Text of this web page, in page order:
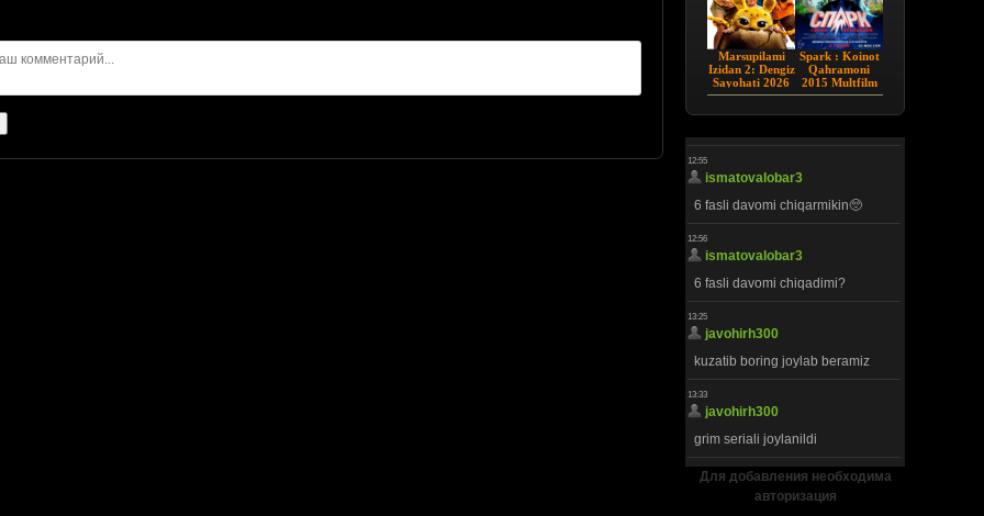
Marsupilami
Izidan 2: Dengiz
Sayohati 2026
HD Uzbek tilida
Spark : Koinot
Qahramoni
2015 Multfilm
Uzbek tilida
Для добавления необходима
авторизация